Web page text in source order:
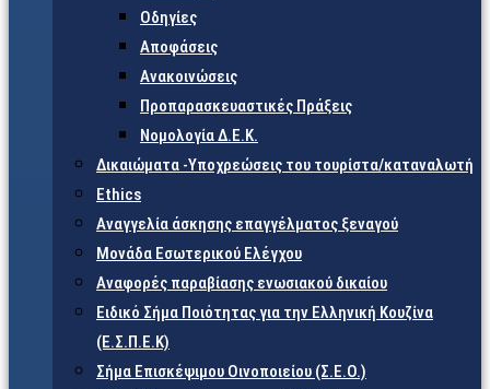
Οδηγίες
Αποφάσεις
Ανακοινώσεις
Προπαρασκευαστικές Πράξεις
Νομολογία Δ.Ε.Κ.
Δικαιώματα -Υποχρεώσεις του τουρίστα/καταναλωτή
Ethics
Αναγγελία άσκησης επαγγέλματος ξεναγού
Μονάδα Εσωτερικού Ελέγχου
Αναφορές παραβίασης ενωσιακού δικαίου
Ειδικό Σήμα Ποιότητας για την Ελληνική Κουζίνα
(Ε.Σ.Π.Ε.Κ)
Σήμα Επισκέψιμου Οινοποιείου (Σ.Ε.Ο.)